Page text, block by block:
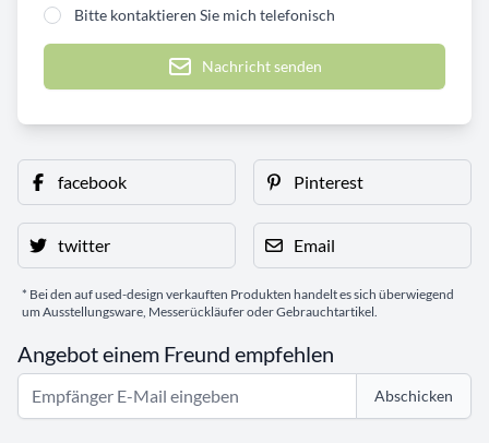
Bitte kontaktieren Sie mich telefonisch
Nachricht senden
facebook Pinterest
twitter Email
* Bei den auf used-design verkauften Produkten handelt es sich überwiegend
um Ausstellungsware, Messerückläufer oder Gebrauchtartikel.
Angebot einem Freund empfehlen
Abschicken